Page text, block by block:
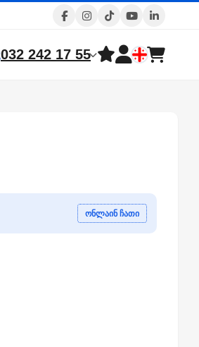
032 242 17 55
ონლაინ ჩათი